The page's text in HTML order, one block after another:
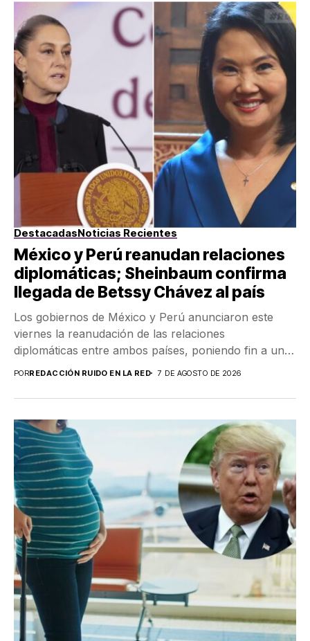
DestacadasNoticias Recientes
México y Perú reanudan relaciones
diplomáticas; Sheinbaum confirma
llegada de Betssy Chávez al país
Los gobiernos de México y Perú anunciaron este
viernes la reanudación de las relaciones
diplomáticas entre ambos países, poniendo fin a una
ruptura que se...
PORREDACCIÓN RUIDO EN LA RED 7 DE AGOSTO DE 2026